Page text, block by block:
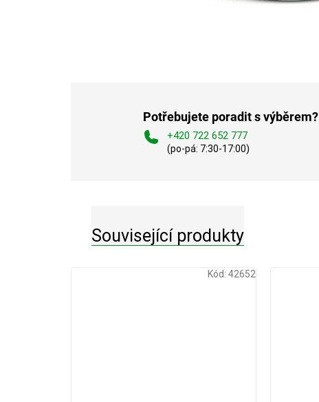
Potřebujete poradit s výběrem?
+420 722 652 777
(po-pá: 7:30-17:00)
Související produkty
Kód: 42652